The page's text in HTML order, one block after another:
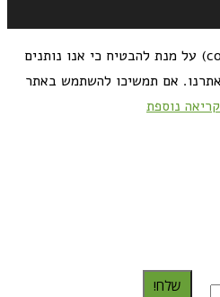
אנו משתמשים בעוגיות (cookies) על מנת להבטיח כי אנו נותנים
אם תמשיכו להשתמש באתר
נוספת
שלח!